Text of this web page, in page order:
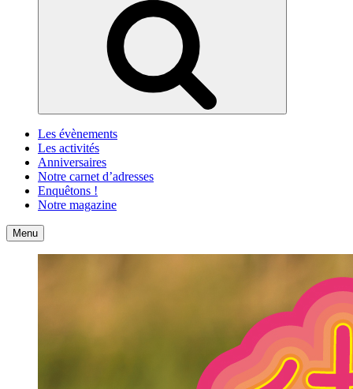
Les évènements
Les activités
Anniversaires
Notre carnet d’adresses
Enquêtons !
Notre magazine
Accueil
Menu Contact